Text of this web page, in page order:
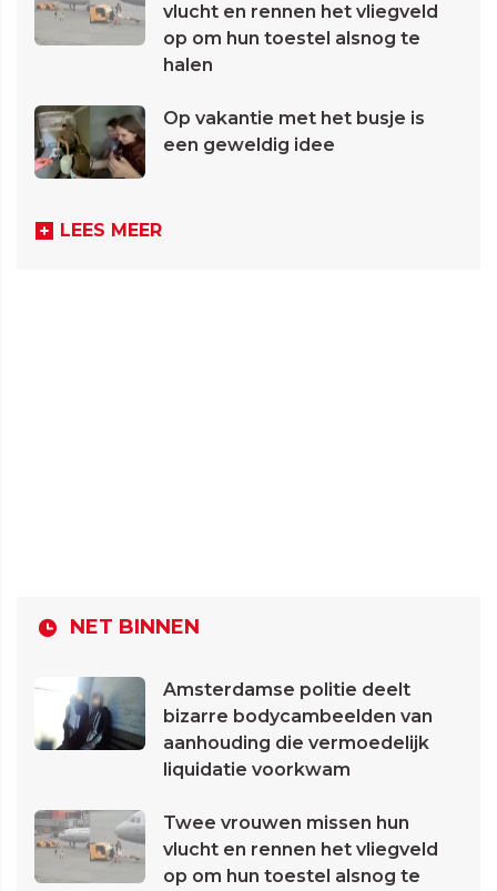
vlucht en rennen het vliegveld
op om hun toestel alsnog te
halen
Op vakantie met het busje is
een geweldig idee
LEES MEER
NET BINNEN
Amsterdamse politie deelt
bizarre bodycambeelden van
aanhouding die vermoedelijk
liquidatie voorkwam
Twee vrouwen missen hun
vlucht en rennen het vliegveld
op om hun toestel alsnog te